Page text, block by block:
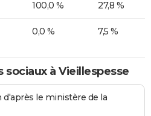
100,0 % 27,8 %
0,0 % 7,5 %
à Vieillespesse
d'après le ministère de la